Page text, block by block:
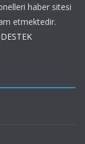
haber sitesi
etmektedir.
DESTEK